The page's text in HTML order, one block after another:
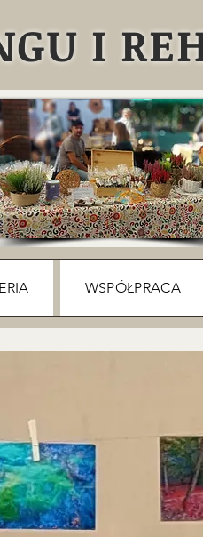
I
WSPÓŁPRACA